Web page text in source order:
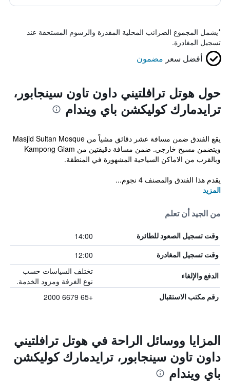
*يشمل المجموع الضرائب المحلية المقدرة والرسوم المستحقة عند
تسجيل المغادرة.
أفضل سعر مضمون
حول هوتل ترافلتيني داون تاون سينجابور،
ترايدمارك كوليكشن باي ويندام
يقع الفندق ضمن مسافة عشر دقائق مشياً من Masjid Sultan Mosque
ويتضمن مسبح خارجي. ضمن مسافة دقيقتين من Kampong Glam
وبالقرب من الاماكن السياحية المشهورة في المنطقة.
يقدم هذا الفندق والمصنف 4 نجوم...
المزيد
من الجيد أن تعلم
وقت تسجيل الصعود للطائرة 14:00
وقت تسجيل المغادرة 12:00
الدفع والإلغاء
تختلف السياسات حسب
نوع الغرفة ومزود الخدمة.
رقم مكتب الاستقبال +65 6679 2000
المزايا ووسائل الراحة في هوتل ترافلتيني
داون تاون سينجابور، ترايدمارك كوليكشن
باي ويندام